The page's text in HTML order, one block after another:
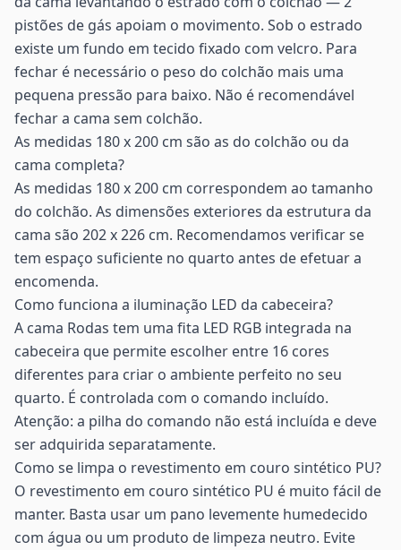
pistões de gás apoiam o movimento. Sob o estrado
existe um fundo em tecido fixado com velcro. Para
fechar é necessário o peso do colchão mais uma
pequena pressão para baixo. Não é recomendável
fechar a cama sem colchão.
As medidas 180 x 200 cm são as do colchão ou da
cama completa?
As medidas 180 x 200 cm correspondem ao tamanho
do colchão. As dimensões exteriores da estrutura da
cama são 202 x 226 cm. Recomendamos verificar se
tem espaço suficiente no quarto antes de efetuar a
encomenda.
Como funciona a iluminação LED da cabeceira?
A cama Rodas tem uma fita LED RGB integrada na
cabeceira que permite escolher entre 16 cores
diferentes para criar o ambiente perfeito no seu
quarto. É controlada com o comando incluído.
Atenção: a pilha do comando não está incluída e deve
ser adquirida separatamente.
Como se limpa o revestimento em couro sintético PU?
O revestimento em couro sintético PU é muito fácil de
manter. Basta usar um pano levemente humedecido
com água ou um produto de limpeza neutro. Evite